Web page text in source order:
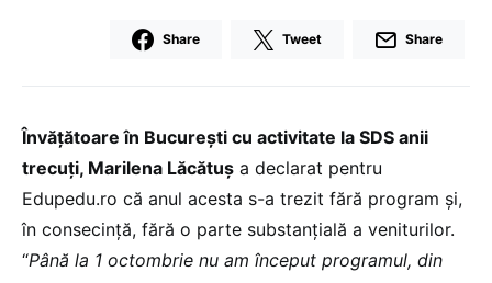
Share Tweet Share
Învățătoare în București cu activitate la SDS anii
trecuți, Marilena Lăcătuș a declarat pentru
Edupedu.ro că anul acesta s-a trezit fără program și,
în consecință, fără o parte substanțială a veniturilor.
“Până la 1 octombrie nu am început programul, din